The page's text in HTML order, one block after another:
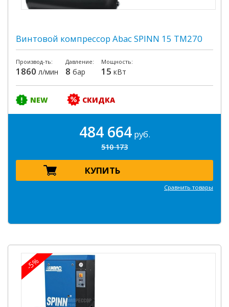
Винтовой компрессор Abac SPINN 15 TM270
Производ-ть:
1860 л/мин
Давление:
8 бар
Мощность:
15 кВт
NEW СКИДКА
484 664руб.
510 173
КУПИТЬ
Сравнить товары
-5%